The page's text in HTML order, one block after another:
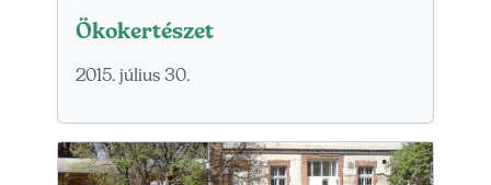
Ökokertészet
2015. július 30.